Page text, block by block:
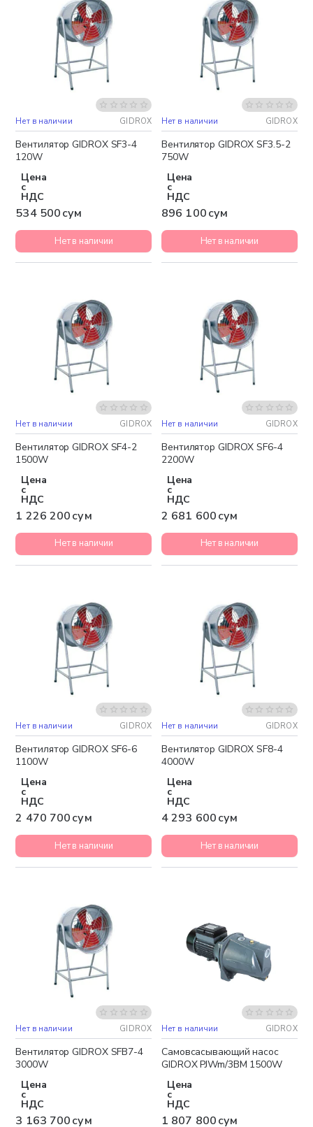
Нет в наличии GIDROX
Вентилятор GIDROX SF3-4
120W
Цена
с
НДС
534 500 сум
Нет в наличии
Нет в наличии GIDROX
Вентилятор GIDROX SF3.5-2
750W
Цена
с
НДС
896 100 сум
Нет в наличии
Бесплатная доставка
Нет в наличии GIDROX
Вентилятор GIDROX SF4-2
1500W
Цена
с
НДС
1 226 200 сум
Нет в наличии
Бесплатная доставка
Нет в наличии GIDROX
Вентилятор GIDROX SF6-4
2200W
Цена
с
НДС
2 681 600 сум
Нет в наличии
Бесплатная доставка
Нет в наличии GIDROX
Вентилятор GIDROX SF6-6
1100W
Цена
с
НДС
2 470 700 сум
Нет в наличии
Бесплатная доставка
Нет в наличии GIDROX
Вентилятор GIDROX SF8-4
4000W
Цена
с
НДС
4 293 600 сум
Нет в наличии
Бесплатная доставка
Нет в наличии GIDROX
Вентилятор GIDROX SFB7-4
3000W
Цена
с
НДС
3 163 700 сум
Бесплатная доставка
Нет в наличии GIDROX
Самовсасывающий насос
GIDROX PJWm/3BM 1500W
Цена
с
НДС
1 807 800 сум